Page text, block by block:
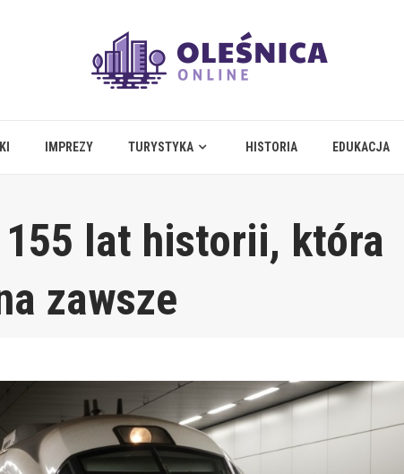
IMPREZY TURYSTYKA HISTORIA EDUKACJA
lat historii, która
zawsze